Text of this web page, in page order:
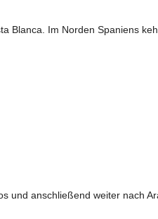
Blanca. Im Norden Spaniens
und anschließend weiter nach